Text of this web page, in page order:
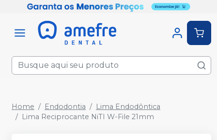
Home Endodontia
Lima Endodôntica
Lima Reciprocante NiTI W-File 21mm